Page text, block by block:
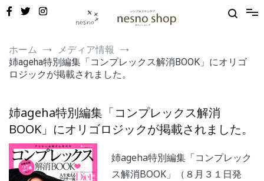
nesno（ネスノ）公式
ホーム
メディア情報
姉ageha特別編集「コンプレックス解消BOOK」にオリゴ
ロジックが掲載されました。
姉ageha特別編集「コンプレックス解消
BOOK」にオリゴロジックが掲載されました。
姉ageha特別編集「コンプレック
ス解消BOOK」（８月３１日発